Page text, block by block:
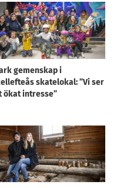
gemenskap i
skatelokal: ”Vi ser
ökat intresse”